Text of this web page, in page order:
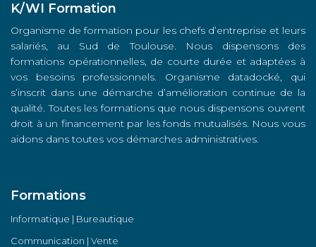
K/WI Formation
Organisme de formation pour les chefs d’entreprise et leurs
salariés, au Sud de Toulouse. Nous dispensons des
formations opérationnelles, de courte durée et adaptées à
vos besoins professionnels. Organisme datadocké, qui
s’inscrit dans une démarche d’amélioration continue de la
qualité. Toutes les formations que nous dispensons ouvrent
droit à un financement par les fonds mutualisés. Nous vous
aidons dans toutes vos démarches administratives.
Formations
Informatique | Bureautique
Communication | Vente